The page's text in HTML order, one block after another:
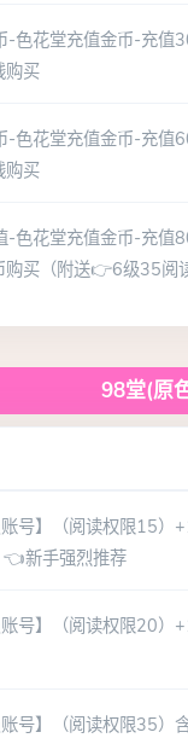
-色花堂充值金币-充值
购买
-色花堂充值金币-充值
购买
-色花堂充值金币-充值
买（附送👉6级35阅
98堂(原
号】（阅读权限15）
👈新手强烈推荐
号】（阅读权限20）
号】（阅读权限35）